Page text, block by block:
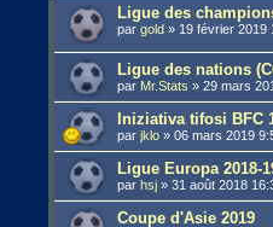
Ligue des
pargold » 19 février 2019
Ligue des nations
par Mr.Stats »29 mars
Iniziativa tifosi BFC
parjklo »06 mars 2019
Ligue Europa 2018-
parhsj »31 août 2018
Coupe d'Asie 2019